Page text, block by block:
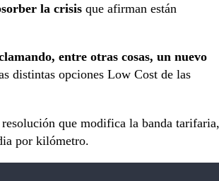
la crisis que afirman están
entre otras cosas, un nuevo
distintas opciones Low Cost de las
que modifica la banda tarifaria,
por kilómetro.